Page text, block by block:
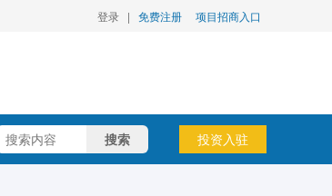
登录 | 免费注册 项目招商入口
搜索 投资入驻